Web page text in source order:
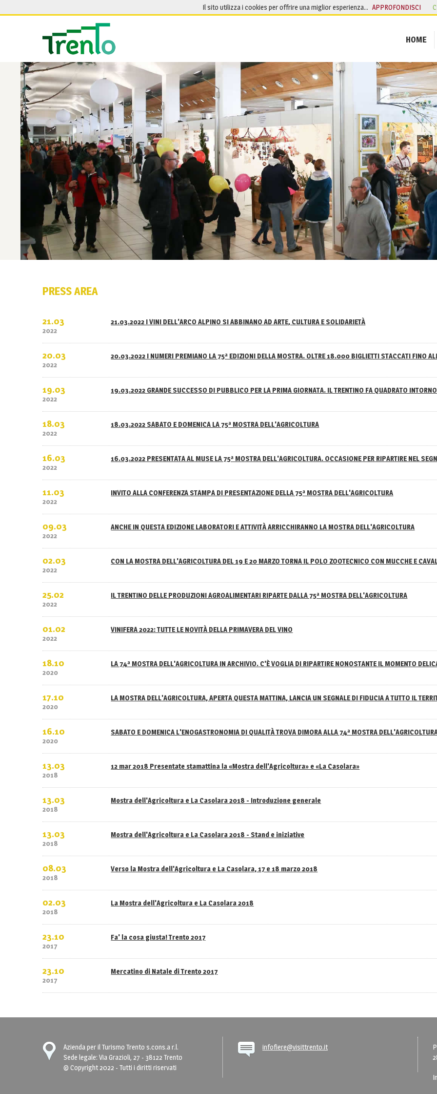
HOME
PRESS AREA
21.03
2022
21.03.2022 I VINI DELL'ARCO ALPINO SI ABBINANO AD ARTE, CULTURA E SOLIDARIETÀ
20.03
2022
20.03.2022 I NUMERI PREMIANO LA 75ª EDIZIONI DELLA MOSTRA. OLTRE 18.000 BIGLIETTI STACCATI FINO
19.03
2022
19.03.2022 GRANDE SUCCESSO DI PUBBLICO PER LA PRIMA GIORNATA. IL TRENTINO FA QUADRATO
18.03
2022
18.03.2022 SABATO E DOMENICA LA 75ª MOSTRA DELL'AGRICOLTURA
16.03
2022
16.03.2022 PRESENTATA AL MUSE LA 75ª MOSTRA DELL'AGRICOLTURA. OCCASIONE PER RIPARTIRE NEL
11.03
2022
INVITO ALLA CONFERENZA STAMPA DI PRESENTAZIONE DELLA 75ª MOSTRA DELL'AGRICOLTURA
09.03
2022
ANCHE IN QUESTA EDIZIONE LABORATORI E ATTIVITÀ ARRICCHIRANNO LA MOSTRA DELL'AGRICOLTURA
02.03
2022
CON LA MOSTRA DELL'AGRICOLTURA DEL 19 E 20 MARZO TORNA IL POLO ZOOTECNICO CON MUCCHE E
25.02
2022
IL TRENTINO DELLE PRODUZIONI AGROALIMENTARI RIPARTE DALLA 75ª MOSTRA DELL'AGRICOLTURA
01.02
2022
VINIFERA 2022: TUTTE LE NOVITÀ DELLA PRIMAVERA DEL VINO
18.10
2020
LA 74ª MOSTRA DELL'AGRICOLTURA IN ARCHIVIO. C'È VOGLIA DI RIPARTIRE NONOSTANTE IL MOMENTO
17.10
2020
LA MOSTRA DELL'AGRICOLTURA, APERTA QUESTA MATTINA, LANCIA UN SEGNALE DI FIDUCIA A TUTTO IL
16.10
2020
SABATO E DOMENICA L'ENOGASTRONOMIA DI QUALITÀ TROVA DIMORA ALLA 74ª MOSTRA
13.03
2018
12 mar 2018 Presentate stamattina la «Mostra dell'Agricoltura» e «La Casolara»
13.03
2018
Mostra dell'Agricoltura e La Casolara 2018 - Introduzione generale
13.03
2018
Mostra dell'Agricoltura e La Casolara 2018 - Stand e iniziative
08.03
2018
Verso la Mostra dell'Agricoltura e La Casolara, 17 e 18 marzo 2018
02.03
2018
La Mostra dell'Agricoltura e La Casolara 2018
23.10
2017
Fa' la cosa giusta! Trento 2017
23.10
2017
Mercatino di Natale di Trento 2017
Azienda per il Turismo Trento s.cons.a r.l.
Sede legale: Via Grazioli, 27 - 38122 Trento
© Copyright 2022 - Tutti i diritti riservati
infofiere@visittrento.it
Il sito utilizza i cookies per offrire una miglior esperienza… APPROFONDISCI